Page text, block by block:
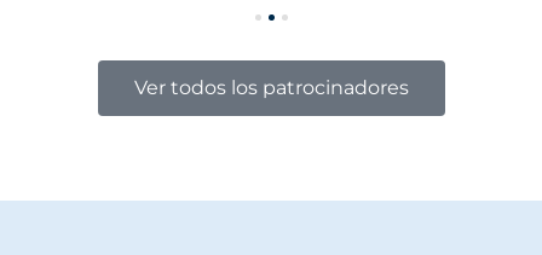
Ver todos los patrocinadores